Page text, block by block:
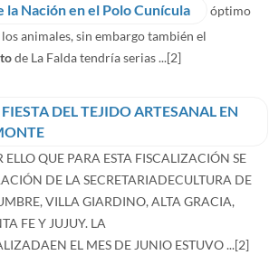
la Nación en el Polo Cunícula
óptimo
animales, sin embargo también el
de La Falda tendría serias ...[2]
DEL TEJIDO ARTESANAL EN
ELLO QUE PARA ESTA FISCALIZACIÓN SE
DE LA SECRETARIADECULTURA DE
VILLA GIARDINO, ALTA GRACIA,
FE Y JUJUY. LA
EL MES DE JUNIO ESTUVO ...[2]